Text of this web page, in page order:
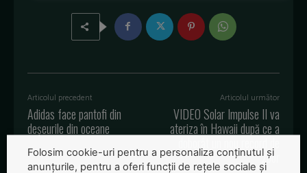
Articolul precedent
Adidas face pantofi din
deșeurile din oceane
Articolul următor
VIDEO Solar Impulse II va
ateriza în Hawaii după ce a
zbor
Folosim cookie-uri pentru a personaliza conținutul și
anunțurile, pentru a oferi funcții de rețele sociale și